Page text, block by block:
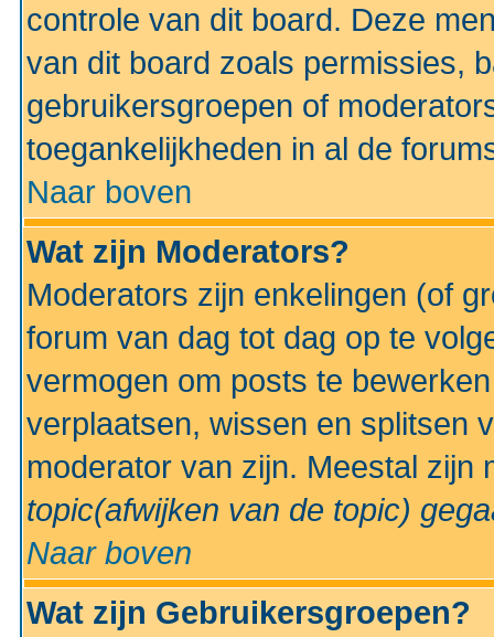
controle van dit board. Deze
van dit board zoals permissies,
gebruikersgroepen of
toegankelijkheden in al de
Naar boven
Wat zijn Moderators?
Moderators zijn enkelingen (of
forum van dag tot dag op te
vermogen om posts te
verplaatsen, wissen en splitsen
moderator van zijn. Meestal
topic(afwijken van de topic)
Naar boven
Wat zijn Gebruikersgroepen?